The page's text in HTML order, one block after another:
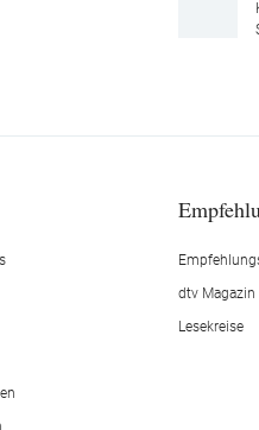
dtv Magazin
Lesekreise